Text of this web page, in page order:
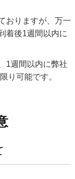
おりますが、万一
着後1週間以内に
1週間以内に弊社
り可能です。